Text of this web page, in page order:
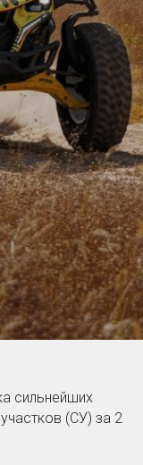
сильнейших
(СУ) за 2